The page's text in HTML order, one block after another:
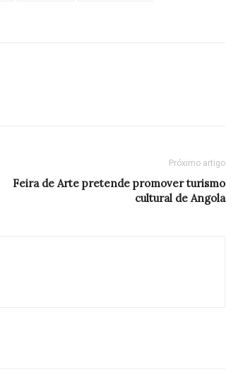
Próximo artigo
Feira de Arte pretende promover turismo
cultural de Angola